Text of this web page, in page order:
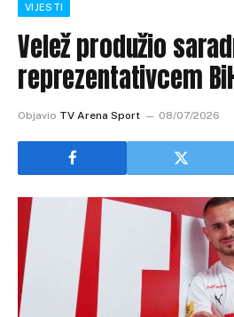
VIJESTI
Velež produžio
reprezentativcem
Objavio TV Arena Sport 08/07/2026